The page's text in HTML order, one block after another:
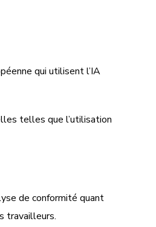
qui utilisent l’IA
telles que l’utilisation
de conformité quant
travailleurs.